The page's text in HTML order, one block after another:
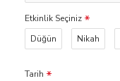
Etkinlik Seçiniz
Düğün
Nikah
Tarih